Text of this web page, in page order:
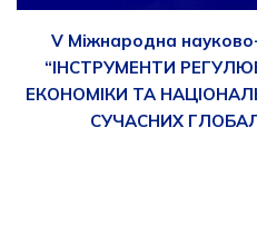
V Міжнародна
“ІНСТРУМЕНТИ
ЕКОНОМІКИ ТА
СУЧАСНИХ